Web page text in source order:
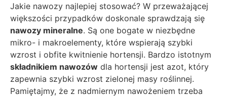
Jakie nawozy najlepiej stosować? W przeważającej
większości przypadków doskonale sprawdzają się
nawozy mineralne. Są one bogate w niezbędne
mikro- i makroelementy, które wspierają szybki
wzrost i obfite kwitnienie hortensji. Bardzo istotnym
składnikiem nawozów dla hortensji jest azot, który
zapewnia szybki wzrost zielonej masy roślinnej.
Pamiętajmy, że z nadmiernym nawożeniem trzeba